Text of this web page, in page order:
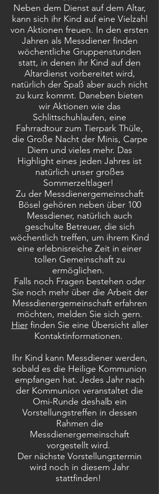
Neben dem Dienst auf dem Altar,
kann sich ihr Kind auf eine Vielzahl
von Aktionen freuen. In den ersten
Jahren als Messdiener finden
wöchentliche Gruppenstunden
statt, in denen ihr Kind auf den
Altardienst vorbereitet wird,
natürlich der Spaß aber auch nicht
zu kurz kommt. Daneben bieten
wir Aktionen wie das
Schlittschuhlaufen, eine
Fahrradtour zum Tierpark Thüle,
die Große Nacht der Minis, Carpe
Diem und vieles mehr. Das
Highlight eines jeden Jahres ist
natürlich unser großes
Sommerzeltlager!
Zu der Messdienergemeinschaft
Bösel gehören neben über 100
Messdiener, natürlich auch
geschulte Betreuer, die sich
wöchentlich treffen, um ihrem Kind
eine erlebnisreiche Zeit in einer
tollen Gemeinschaft zu
ermöglichen.
Falls noch Fragen bestehen oder
Sie noch mehr über die Arbeit der
Messdienergemeinschaft erfahren
möchten, melden Sie sich gern.
Hierfinden Sie eine Übersicht aller
Kontaktinformationen.
Ihr Kind kann Messdiener werden,
sobald es die Heilige Kommunion
empfangen hat. Jedes Jahr nach
der Kommunion veranstaltet die
Omi-Runde deshalb ein
Vorstellungstreffen in dessen
Rahmen die
Messdienergemeinschaft
vorgestellt wird.
Der nächste Vorstellungstermin
wird noch in diesem Jahr
stattfinden!